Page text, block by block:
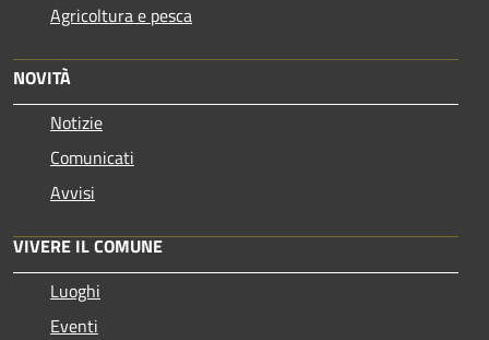
Agricoltura e pesca
NOVITÀ
Notizie
Comunicati
Avvisi
VIVERE IL COMUNE
Luoghi
Eventi